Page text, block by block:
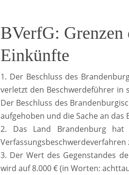
BVerfG:
Einkünfte
1. Der Beschluss des
verletzt den Beschwerdeführer in
Der Beschluss des
aufgehoben und die Sache an
2. Das Land Brandenburg hat
Verfassungsbeschwerdeverfahren
3. Der Wert des Gegenstandes
wird auf 8.000 € (in Worten: